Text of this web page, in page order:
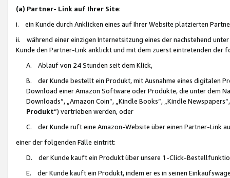
(a) Partner- Link auf Ihrer Site:
i. ein Kunde durch Anklicken eines auf Ihrer Website platzierten
ii. während einer einzigen Internetsitzung eines der nachstehend
Kunde den Partner-Link anklickt und mit dem zuerst eintretenden der
A. Ablauf von 24 Stunden seit dem Klick,
B. der Kunde bestellt ein Produkt, mit Ausnahme eines digitalen
Download einer Amazon Software oder Produkte, die unter dem
Downloads“, „Amazon Coin“, „Kindle Books“, „Kindle
Produkt“) vertrieben werden, oder
C. der Kunde ruft eine Amazon-Website über einen Partner-Link
einer der folgenden Fälle eintritt:
D. der Kunde kauft ein Produkt über unsere 1-Click-
E. der Kunde kauft ein Produkt, indem er es in seinen